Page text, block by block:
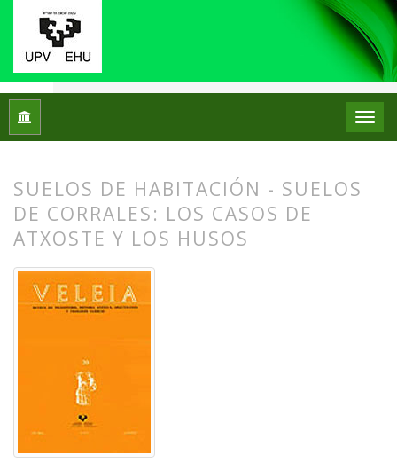
Inicio
SUELOS DE HABITACIÓN - SUELOS
DE CORRALES: LOS CASOS DE
ATXOSTE Y LOS HUSOS